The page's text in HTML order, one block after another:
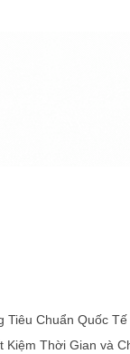
Tiêu Chuẩn Quốc Tế
Kiệm Thời Gian và